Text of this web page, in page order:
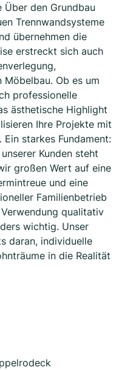
Über den Grundbau
Trennwandsysteme
übernehmen die
erstreckt sich auch
Ob es um
professionelle
ästhetische Highlight
Ihre Projekte mit
starkes Fundament:
Kunden steht
großen Wert auf eine
und eine
Familienbetrieb
qualitativ
wichtig. Unser
daran, individuelle
in die Realität